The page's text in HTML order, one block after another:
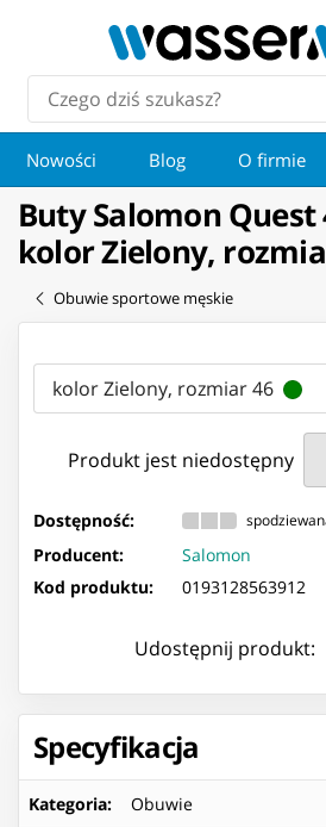
Nowości Blog O firmie
Buty Salomon Quest
kolor Zielony,
Obuwie sportowe męskie
kolor Zielony, rozmiar 46
Produkt jest niedostępny
Dostępność:
Producent:
Salomon
Kod produktu:
0193128563912
Udostępnij produkt:
Specyfikacja
Kategoria: Obuwie